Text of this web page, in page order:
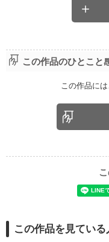
この作品のひとこと
この作品に
この作品を見ている